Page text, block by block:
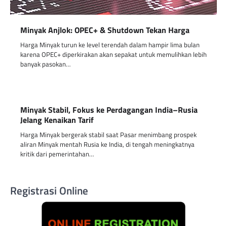
Minyak Anjlok: OPEC+ & Shutdown Tekan Harga
Harga Minyak turun ke level terendah dalam hampir lima bulan
karena OPEC+ diperkirakan akan sepakat untuk memulihkan lebih
banyak pasokan…
Minyak Stabil, Fokus ke Perdagangan India–Rusia
Jelang Kenaikan Tarif
Harga Minyak bergerak stabil saat Pasar menimbang prospek
aliran Minyak mentah Rusia ke India, di tengah meningkatnya
kritik dari pemerintahan…
Registrasi Online